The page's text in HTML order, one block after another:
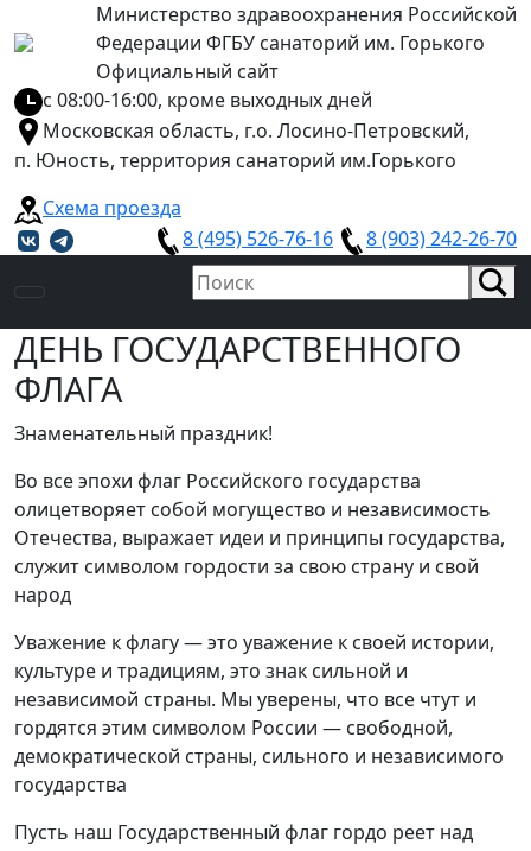
Министерство здравоохранения Российской
Федерации ФГБУ санаторий им. Горького
Официальный сайт
с 08:00-16:00, кроме выходных дней
Московская область, г.о. Лосино-Петровский,
п. Юность, территория санаторий им.Горького
Схема проезда
8 (495) 526-76-16
8 (903) 242-26-70
ДЕНЬ ГОСУДАРСТВЕННОГО
ФЛАГА
Знаменательный праздник!
Во все эпохи флаг Российского государства
олицетворяет собой могущество и независимость
Отечества, выражает идеи и принципы государства,
служит символом гордости за свою страну и свой
народ
Уважение к флагу — это уважение к своей истории,
культуре и традициям, это знак сильной и
независимой страны. Мы уверены, что все чтут и
гордятся этим символом России — свободной,
демократической страны, сильного и независимого
государства
Пусть наш Государственный флаг гордо реет над